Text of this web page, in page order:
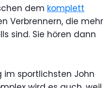
dem komplett
Verbrennern, die mehr
sind. Sie hören dann
im sportlichsten John